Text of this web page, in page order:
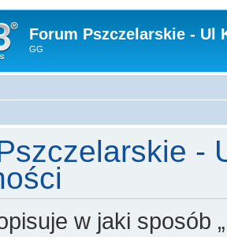
Forum Pszczelarskie - Ul
GG
-
w jaki sposób